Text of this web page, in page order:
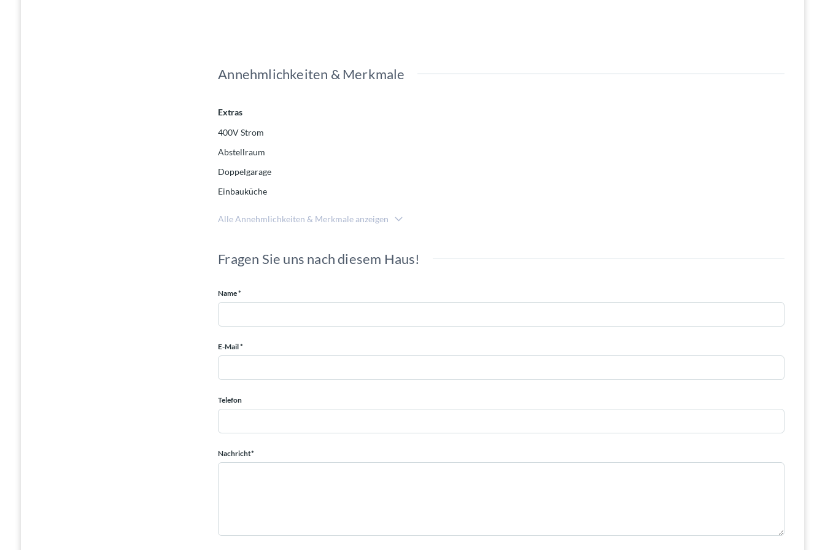
Annehmlichkeiten & Merkmale
Extras
400V Strom
Abstellraum
Doppelgarage
Einbauküche
Alle Annehmlichkeiten & Merkmale anzeigen
Fragen Sie uns nach diesem Haus!
Name *
E-Mail *
Telefon
Nachricht*